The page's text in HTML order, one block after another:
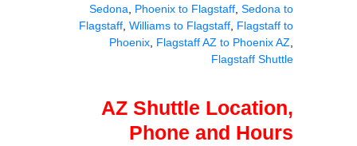
Sedona, Phoenix to Flagstaff, Sedona to
Flagstaff, Williams to Flagstaff, Flagstaff to
Phoenix, Flagstaff AZ to Phoenix AZ,
Flagstaff Shuttle
AZ Shuttle Location,
Phone and Hours